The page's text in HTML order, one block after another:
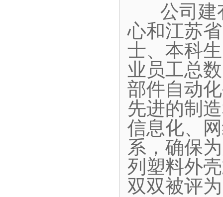
公司建
心和江苏
士、本科
业员工总
部件自动
先进的制
信息化、
系，确保
列塑料外
双双被评